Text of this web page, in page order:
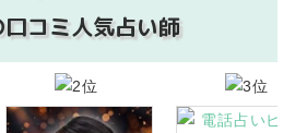
コミ人気占い師